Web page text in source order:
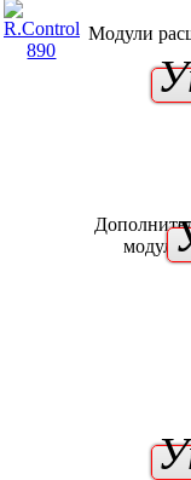
Модули
модуль